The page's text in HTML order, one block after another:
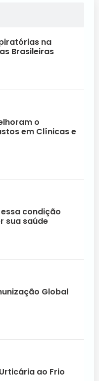
na
Brasileiras
o
em Clínicas e
condição
sua saúde
Global
ao Frio